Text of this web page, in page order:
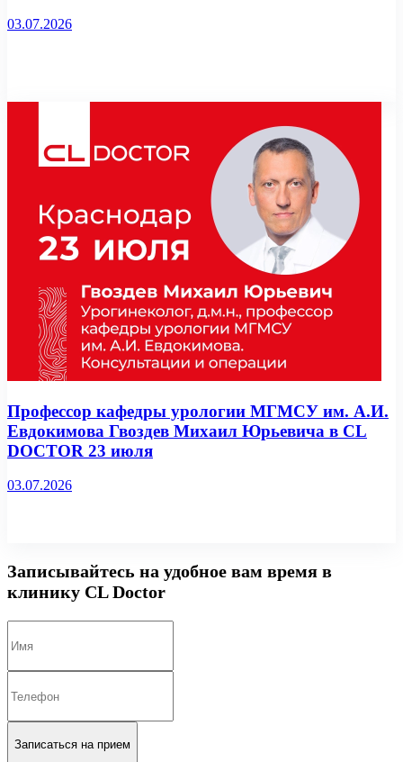
03.07.2026
Профессор кафедры урологии МГМСУ им. А.И.
Евдокимова Гвоздев Михаил Юрьевича в CL
DOCTOR 23 июля
03.07.2026
Записывайтесь на удобное вам время в
клинику CL Doctor
Записаться на прием